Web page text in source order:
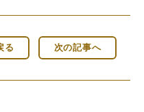
る 次の記事へ